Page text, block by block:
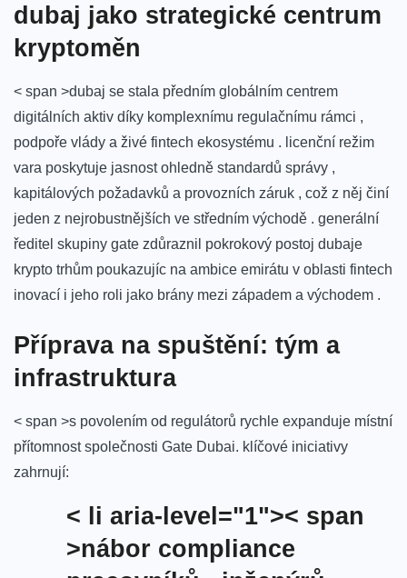
dubaj jako strategické centrum
kryptoměn
< span >dubaj se stala předním globálním centrem
digitálních aktiv díky komplexnímu regulačnímu rámci ,
podpoře vlády a živé fintech ekosystému . licenční režim
vara poskytuje jasnost ohledně standardů správy ,
kapitálových požadavků a provozních záruk , což z něj činí
jeden z nejrobustnějších ve středním východě . generální
ředitel skupiny gate zdůraznil pokrokový postoj dubaje
krypto trhům poukazujíc na ambice emirátu v oblasti fintech
inovací i jeho roli jako brány mezi západem a východem .
Příprava na spuštění: tým a
infrastruktura
< span >s povolením od regulátorů rychle expanduje místní
přítomnost společnosti Gate Dubai. klíčové iniciativy
zahrnují:
< li aria-level="1">< span
>nábor compliance